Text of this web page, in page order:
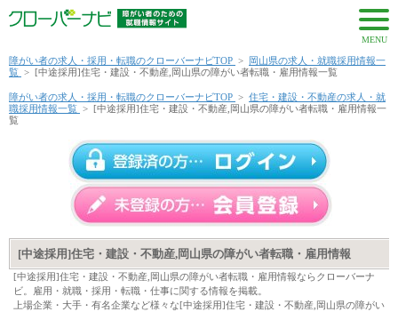
MENU
障がい者の求人・採用・転職のクローバーナビTOP >
岡山県の求人・就職採用情報一
覧 > [中途採用]住宅・建設・不動産,岡山県の障がい者転職・雇用情報一覧
障がい者の求人・採用・転職のクローバーナビTOP > 住宅・建設・不動産の求人・就
職採用情報一覧 > [中途採用]住宅・建設・不動産,岡山県の障がい者転職・雇用情報一
覧
[中途採用]住宅・建設・不動産,岡山県の障がい者転職・雇用情報
[中途採用]住宅・建設・不動産,岡山県の障がい者転職・雇用情報ならクローバーナ
ビ。雇用・就職・採用・転職・仕事に関する情報を掲載。
上場企業・大手・有名企業など様々な[中途採用]住宅・建設・不動産,岡山県の障がい